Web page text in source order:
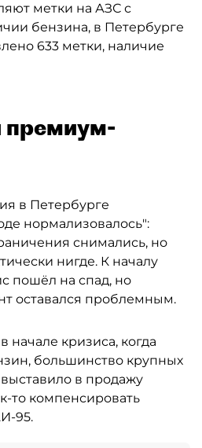
метки на АЗС с
бензина, в Петербурге
633 метки, наличие
премиум-
в Петербурге
нормализовалось":
снимались, но
нигде. К началу
пошёл на спад, но
оставался проблемным.
кризиса, когда
большинство крупных
в продажу
то компенсировать
95.